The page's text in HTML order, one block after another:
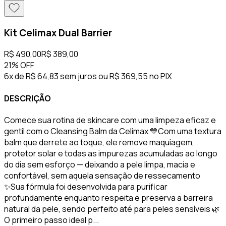
Kit Celimax Dual Barrier
R$ 490,00R$ 389,00
21%OFF
6x de R$ 64,83 sem jurosouR$ 369,55no PIX
DESCRIÇÃO
Comece sua rotina de skincare com uma limpeza eficaz e
gentil com o Cleansing Balm da Celimax 💛Com uma textura
balm que derrete ao toque, ele remove maquiagem,
protetor solar e todas as impurezas acumuladas ao longo
do dia sem esforço — deixando a pele limpa, macia e
confortável, sem aquela sensação de ressecamento
✨Sua fórmula foi desenvolvida para purificar
profundamente enquanto respeita e preserva a barreira
natural da pele, sendo perfeito até para peles sensíveis 🌿
O primeiro passo ideal p...